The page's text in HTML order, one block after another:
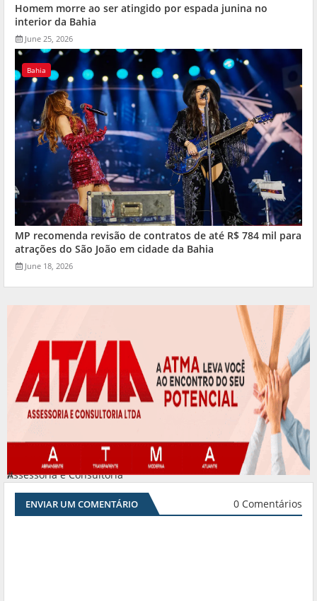
Homem morre ao ser atingido por espada junina no
interior da Bahia
June 25, 2026
Bahia
MP recomenda revisão de contratos de até R$ 784 mil para
atrações do São João em cidade da Bahia
June 18, 2026
Assessoria e Consultoria
#
ENVIAR UM COMENTÁRIO 0 Comentários